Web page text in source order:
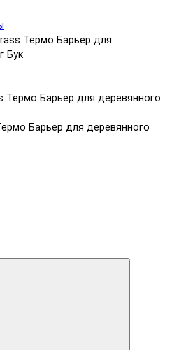
Термо Барьер для
Бук
Барьер для деревянного